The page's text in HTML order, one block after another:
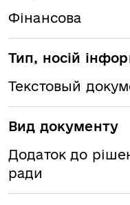
Фінансова
Тип, носій
Текстовый
Вид документу
Додаток до
ради